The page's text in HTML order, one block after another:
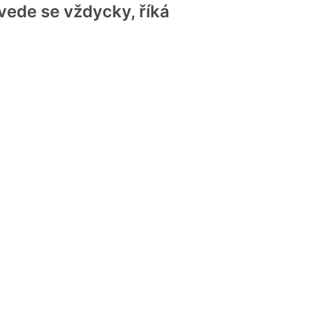
se vždycky, říká